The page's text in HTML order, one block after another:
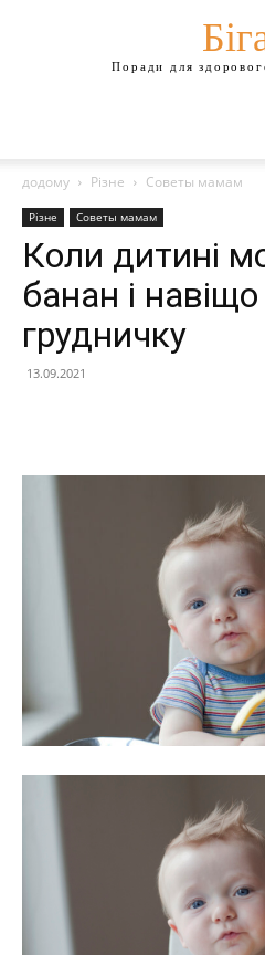
Поради для
додому Різне Советы мамам
Різне Советы мамам
Коли дитині
банан і навіщо
грудничку
13.09.2021